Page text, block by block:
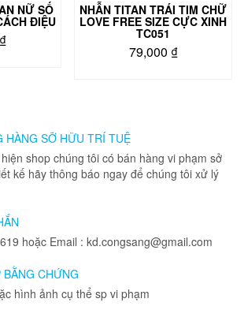
sản
phẩm
NỮ SỐ
ĐIỆU
₫
NHẪN TITAN TRÁI TIM CHỮ
LOVE FREE SIZE CỰC XINH
TC051
79,000 ₫
biến
thể.
Các
thể
HÀNG SỠ HỮU TRÍ TUỆ
shop chúng tôi có bán hàng vi phạm sở
kế hãy thông báo ngay để chúng tôi xử lý
hoặc Email : kd.congsang@gmail.com
CHỨNG
hình ảnh cụ thể sp vi phạm